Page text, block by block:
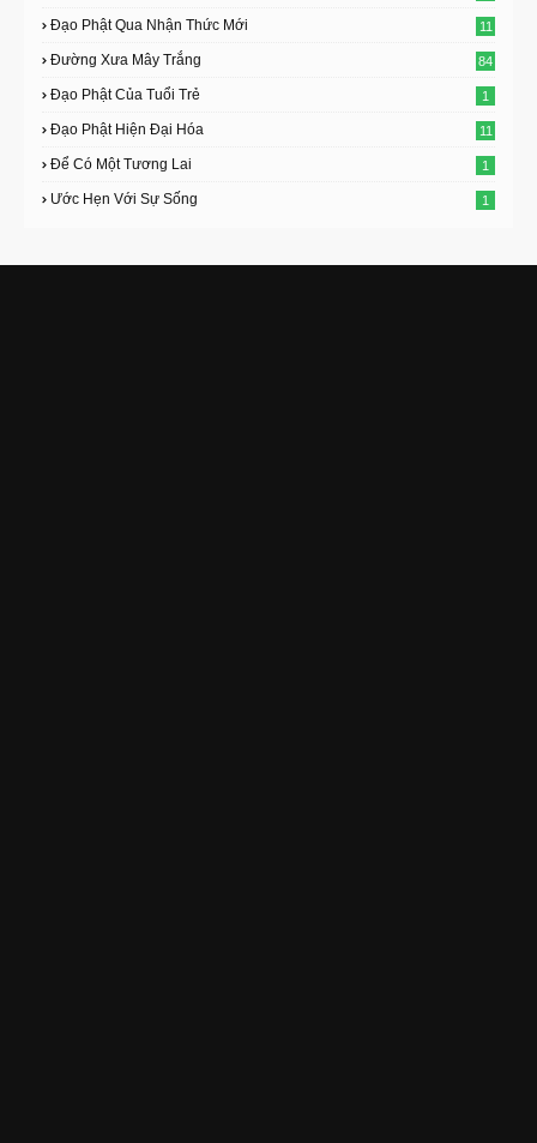
Đạo Phật Qua Nhận Thức Mới 11
Đường Xưa Mây Trắng 84
Đạo Phật Của Tuổi Trẻ 1
Đạo Phật Hiện Đại Hóa 11
Để Có Một Tương Lai 1
Ước Hẹn Với Sự Sống 1